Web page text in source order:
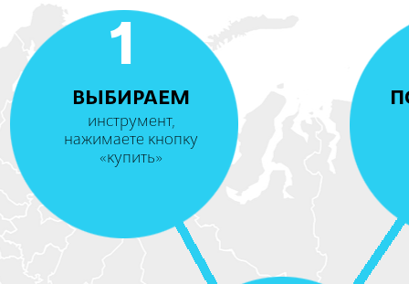
1
ВЫБИРАЕМ
инструмент,
нажимаете кнопку
«купить»